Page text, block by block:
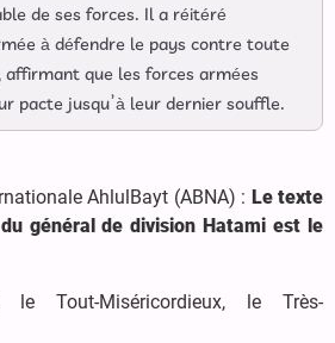
de ses forces. Il a réitéré
à défendre le pays contre toute
affirmant que les forces armées
pacte jusqu’à leur dernier souffle.
AhlulBayt (ABNA) : Le texte
général de division Hatami est le
Tout-Miséricordieux, le Très-